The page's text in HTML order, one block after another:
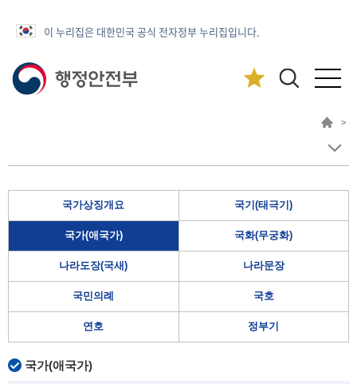
이 누리집은 대한민국 공식 전자정부 누리집입니다.
>
국가상징개요 국기(태극기)
국가(애국가) 국화(무궁화)
나라도장(국새) 나라문장
국민의례 국호
연호 정부기
국가(애국가)